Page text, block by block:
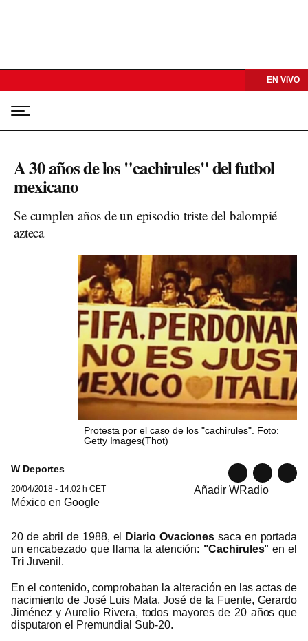
EN VIVO
A 30 años de los "cachirules" del futbol
mexicano
Se cumplen años de un episodio triste del balompié
azteca
Protesta por el caso de los "cachirules". Foto:
Getty Images(Thot)
W Deportes
20/04/2018 - 14:02 h CET
Añadir WRadio
México en Google
20 de abril de 1988, el Diario Ovaciones saca en portada
un encabezado que llama la atención: "Cachirules" en el
TriJuvenil.
En el contenido, comprobaban la alteración en las actas de
nacimiento de José Luis Mata, José de la Fuente, Gerardo
Jiménez y Aurelio Rivera, todos mayores de 20 años que
disputaron el Premundial Sub-20.